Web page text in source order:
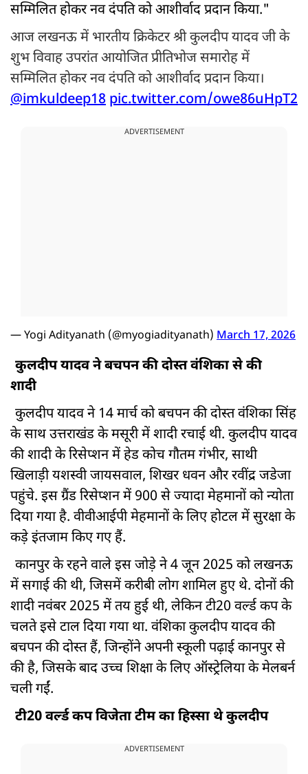
सम्मिलित होकर नव दंपति को आशीर्वाद प्रदान किया."
आज लखनऊ में भारतीय क्रिकेटर श्री कुलदीप यादव जी के
शुभ विवाह उपरांत आयोजित प्रीतिभोज समारोह में
सम्मिलित होकर नव दंपति को आशीर्वाद प्रदान किया।
@imkuldeep18 pic.twitter.com/owe86uHpT2
ADVERTISEMENT
— Yogi Adityanath (@myogiadityanath) March 17, 2026
कुलदीप यादव ने बचपन की दोस्त वंशिका से की
शादी
कुलदीप यादव ने 14 मार्च को बचपन की दोस्त वंशिका सिंह
के साथ उत्तराखंड के मसूरी में शादी रचाई थी. कुलदीप यादव
की शादी के रिसेप्शन में हेड कोच गौतम गंभीर, साथी
खिलाड़ी यशस्वी जायसवाल, शिखर धवन और रवींद्र जडेजा
पहुंचे. इस ग्रैंड रिसेप्शन में 900 से ज्यादा मेहमानों को न्योता
दिया गया है. वीवीआईपी मेहमानों के लिए होटल में सुरक्षा के
कड़े इंतजाम किए गए हैं.
कानपुर के रहने वाले इस जोड़े ने 4 जून 2025 को लखनऊ
में सगाई की थी, जिसमें करीबी लोग शामिल हुए थे. दोनों की
शादी नवंबर 2025 में तय हुई थी, लेकिन टी20 वर्ल्ड कप के
चलते इसे टाल दिया गया था. वंशिका कुलदीप यादव की
बचपन की दोस्त हैं, जिन्होंने अपनी स्कूली पढ़ाई कानपुर से
की है, जिसके बाद उच्च शिक्षा के लिए ऑस्ट्रेलिया के मेलबर्न
चली गईं.
टी20 वर्ल्ड कप विजेता टीम का हिस्सा थे कुलदीप
ADVERTISEMENT